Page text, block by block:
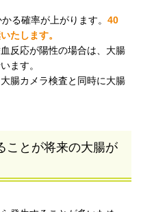
る確率が上がります。40
たします。
反応が陽性の場合は、大腸
ます。
腸カメラ検査と同時に大腸
ことが将来の大腸が